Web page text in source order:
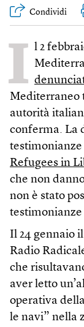
Condividi
I l 2
Mediterraneo
autorità
conferma. La
Refugees in
che non
non è stato
Il 24 gennaio
Radio
che
aver letto
operativa
le navi” nella